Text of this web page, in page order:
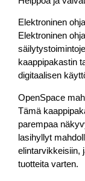
Elektroninen
Elektroninen
kaappipakastin
digitaalisen
OpenSpace
Tämä
parempaa
lasihyllyt
elintarvikkeisiin,
tuotteita varten.